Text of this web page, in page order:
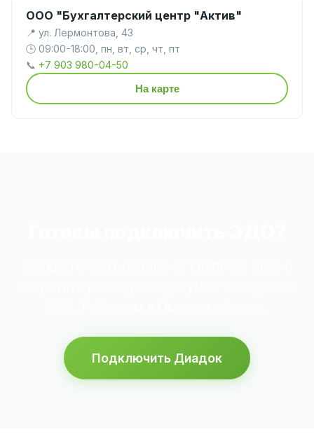
ООО "Бухгалтерский центр "Актив"
📍 ул. Лермонтова, 43
🕒 09:00-18:00, пн, вт, ср, чт, пт
📞 +7 903 980-04-50
На карте
Подключить Диадок